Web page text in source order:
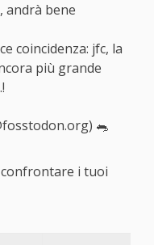
andrà bene
coincidenza: jfc, la
più grande
) 🐀
i tuoi